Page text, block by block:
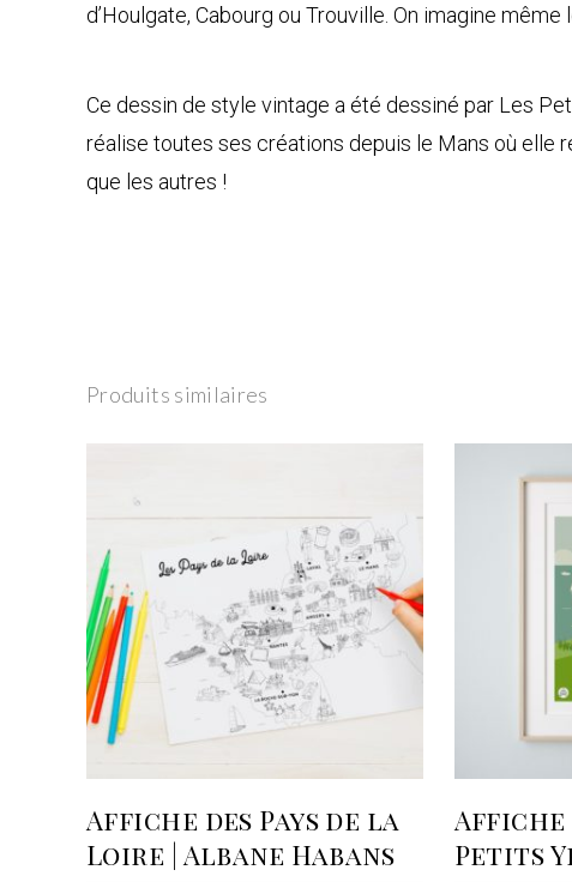
d’Houlgate, Cabourg ou Trouville. On imagine
Ce dessin de style vintage a été dessiné par Les
réalise toutes ses créations depuis le Mans où elle
que les autres !
Produits similaires
AJOUTER AU PANIER
Affiche des Pays de la
Loire | Albane Habans
Affiche
Petits